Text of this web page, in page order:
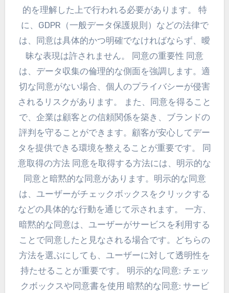
的を理解した上で行われる必要があります。 特
に、GDPR（一般データ保護規則）などの法律で
は、同意は具体的かつ明確でなければならず、曖
昧な表現は許されません。 同意の重要性 同意
は、データ収集の倫理的な側面を強調します。適
切な同意がない場合、個人のプライバシーが侵害
されるリスクがあります。 また、同意を得ること
で、企業は顧客との信頼関係を築き、ブランドの
評判を守ることができます。顧客が安心してデー
タを提供できる環境を整えることが重要です。 同
意取得の方法 同意を取得する方法には、明示的な
同意と暗黙的な同意があります。明示的な同意
は、ユーザーがチェックボックスをクリックする
などの具体的な行動を通じて示されます。 一方、
暗黙的な同意は、ユーザーがサービスを利用する
ことで同意したと見なされる場合です。どちらの
方法を選ぶにしても、ユーザーに対して透明性を
持たせることが重要です。 明示的な同意: チェッ
クボックスや同意書を使用 暗黙的な同意: サービ